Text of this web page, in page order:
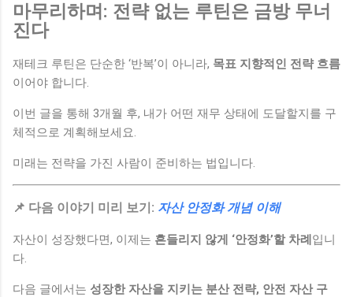
마무리하며: 전략 없는 루틴은 금방 무너
진다
재테크 루틴은 단순한 ‘반복’이 아니라, 목표 지향적인 전략 흐름
이어야 합니다.
이번 글을 통해 3개월 후, 내가 어떤 재무 상태에 도달할지를 구
체적으로 계획해보세요.
미래는 전략을 가진 사람이 준비하는 법입니다.
📌 다음 이야기 미리 보기: 자산 안정화 개념 이해
자산이 성장했다면, 이제는 흔들리지 않게 ‘안정화’할 차례 입니
다.
다음 글에서는 성장한 자산을 지키는 분산 전략, 안전 자산 구